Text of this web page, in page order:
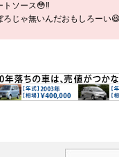
トソース😳‼︎
ろじゃ無いんだおもしろーい